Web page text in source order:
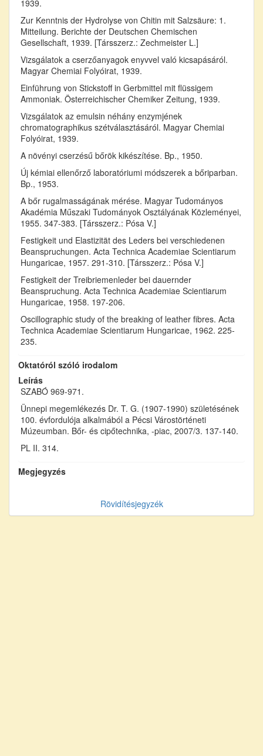
1939.
Zur Kenntnis der Hydrolyse von Chitin mit Salzsäure: 1.
Mitteilung. Berichte der Deutschen Chemischen
Gesellschaft, 1939. [Társszerz.: Zechmeister L.]
Vizsgálatok a cserzőanyagok enyvvel való kicsapásáról.
Magyar Chemiai Folyóirat, 1939.
Einführung von Stickstoff in Gerbmittel mit flüssigem
Ammoniak. Österreichischer Chemiker Zeitung, 1939.
Vizsgálatok az emulsin néhány enzymjének
chromatographikus szétválasztásáról. Magyar Chemiai
Folyóirat, 1939.
A növényi cserzésű bőrök kikészítése. Bp., 1950.
Új kémiai ellenőrző laboratóriumi módszerek a bőriparban.
Bp., 1953.
A bőr rugalmasságának mérése. Magyar Tudományos
Akadémia Műszaki Tudományok Osztályának Közleményei,
1955. 347-383. [Társszerz.: Pósa V.]
Festigkeit und Elastizität des Leders bei verschiedenen
Beanspruchungen. Acta Technica Academiae Scientiarum
Hungaricae, 1957. 291-310. [Társszerz.: Pósa V.]
Festigkeit der Treibriemenleder bei dauernder
Beanspruchung. Acta Technica Academiae Scientiarum
Hungaricae, 1958. 197-206.
Oscillographic study of the breaking of leather fibres. Acta
Technica Academiae Scientiarum Hungaricae, 1962. 225-
235.
Oktatóról szóló irodalom
Leírás
SZABÓ 969-971.
Ünnepi megemlékezés Dr. T. G. (1907-1990) születésének
100. évfordulója alkalmából a Pécsi Várostörténeti
Múzeumban. Bőr- és cipőtechnika, -piac, 2007/3. 137-140.
PL II. 314.
Megjegyzés
Rövidítésjegyzék